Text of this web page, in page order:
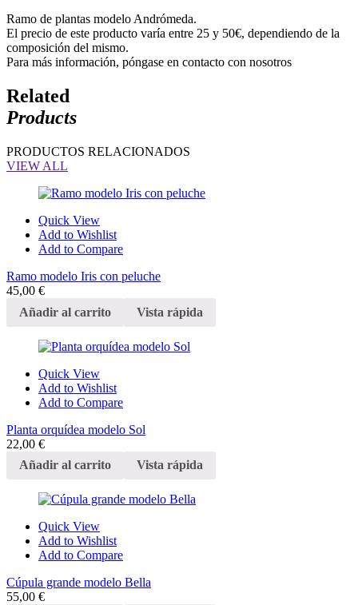
Ramo de plantas modelo Andrómeda.
El precio de este producto varía entre 25 y 50€, dependiendo de la
composición del mismo.
Para más información, póngase en contacto con nosotros
Related
Products
PRODUCTOS RELACIONADOS
VIEW ALL
Quick View
Add to Wishlist
Add to Compare
Ramo modelo Iris con peluche
45,00 €
Añadir al carrito
Vista rápida
Quick View
Add to Wishlist
Add to Compare
Planta orquídea modelo Sol
22,00 €
Añadir al carrito
Vista rápida
Quick View
Add to Wishlist
Add to Compare
Cúpula grande modelo Bella
55,00 €